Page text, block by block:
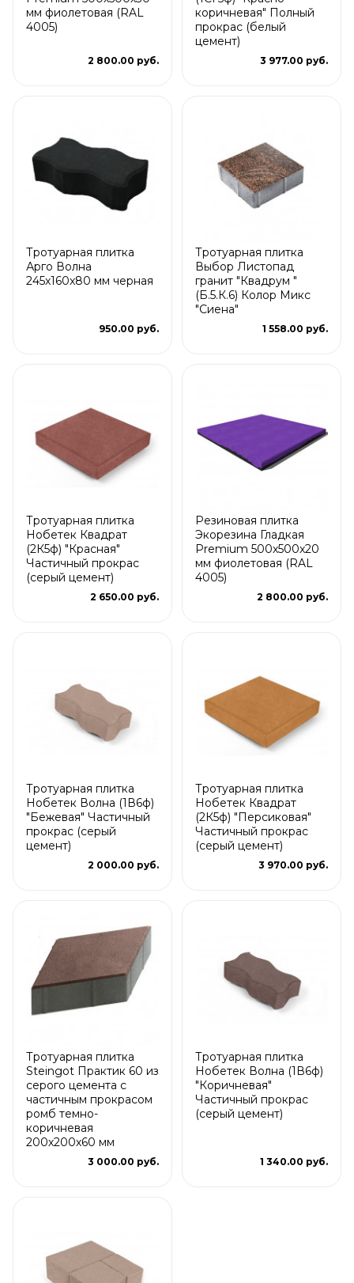
мм фиолетовая (RAL
4005)
2 800.00 руб.
коричневая" Полный
прокрас (белый
цемент)
3 977.00 руб.
Тротуарная плитка
Арго Волна
245x160x80 мм черная
950.00 руб.
Тротуарная плитка
Выбор Листопад
гранит "Квадрум "
(Б.5.К.6) Колор Микс
"Сиена"
1 558.00 руб.
Тротуарная плитка
Нобетек Квадрат
(2К5ф) "Красная"
Частичный прокрас
(серый цемент)
2 650.00 руб.
Резиновая плитка
Экорезина Гладкая
Premium 500x500x20
мм фиолетовая (RAL
4005)
2 800.00 руб.
Тротуарная плитка
Нобетек Волна (1В6ф)
"Бежевая" Частичный
прокрас (серый
цемент)
2 000.00 руб.
Тротуарная плитка
Нобетек Квадрат
(2К5ф) "Персиковая"
Частичный прокрас
(серый цемент)
3 970.00 руб.
Тротуарная плитка
Steingot Практик 60 из
серого цемента с
частичным прокрасом
ромб темно-
коричневая
200х200х60 мм
3 000.00 руб.
Тротуарная плитка
Нобетек Волна (1В6ф)
"Коричневая"
Частичный прокрас
(серый цемент)
1 340.00 руб.